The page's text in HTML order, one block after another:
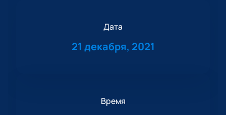
Дата
21 декабря, 2021
Время